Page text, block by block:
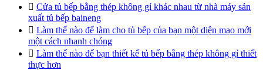
 Cửa tủ bếp bằng thép không gỉ khác nhau từ nhà máy sản
xuất tủ bếp baineng
 Làm thế nào để làm cho tủ bếp của bạn một diện mạo mới
một cách nhanh chóng
 Làm thế nào để bạn thiết kế tủ bếp bằng thép không gỉ thiết
thực hơn